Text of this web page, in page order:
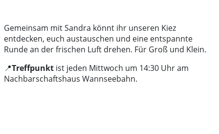
Gemeinsam mit Sandra könnt ihr unseren Kiez
entdecken, euch austauschen und eine entspannte
Runde an der frischen Luft drehen. Für Groß und Klein.
📍Treffpunkt ist jeden Mittwoch um 14:30 Uhr am
Nachbarschaftshaus Wannseebahn.